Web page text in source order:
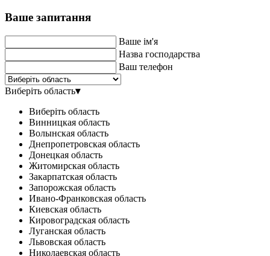
Ваше запитання
Ваше ім'я
Назва господарства
Ваш телефон
Виберіть область▾
Виберіть область
Винницкая область
Волынская область
Днепропетровская область
Донецкая область
Житомирская область
Закарпатская область
Запорожская область
Ивано-Франковская область
Киевская область
Кировоградская область
Луганская область
Львовская область
Николаевская область